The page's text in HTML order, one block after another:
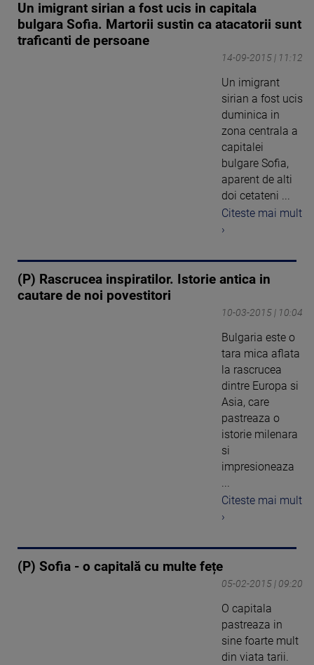
Un imigrant sirian a fost ucis in capitala
bulgara Sofia. Martorii sustin ca atacatorii sunt
traficanti de persoane
14-09-2015 | 11:12
Un imigrant
sirian a fost ucis
duminica in
zona centrala a
capitalei
bulgare Sofia,
aparent de alti
doi cetateni ...
Citeste mai mult
›
(P) Rascrucea inspiratilor. Istorie antica in
cautare de noi povestitori
10-03-2015 | 10:04
Bulgaria este o
tara mica aflata
la rascrucea
dintre Europa si
Asia, care
pastreaza o
istorie milenara
si
impresioneaza
...
Citeste mai mult
›
(P) Sofia - o capitală cu multe fețe
05-02-2015 | 09:20
O capitala
pastreaza in
sine foarte mult
din viata tarii.